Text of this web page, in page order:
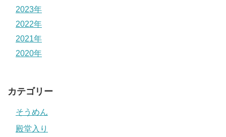
2023年
2022年
2021年
2020年
カテゴリー
そうめん
殿堂入り